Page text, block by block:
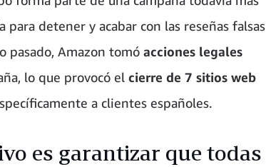
detener y acabar con las reseñas falsas
pasado, Amazon tomó acciones legales
lo que provocó el cierre de 7 sitios web
a clientes españoles.
es garantizar que todas